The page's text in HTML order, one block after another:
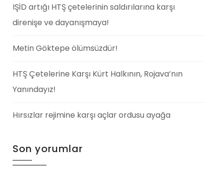
IŞİD artığı HTŞ çetelerinin saldırılarına karşı
direnişe ve dayanışmaya!
Metin Göktepe ölümsüzdür!
HTŞ Çetelerine Karşı Kürt Halkının, Rojava’nın
Yanındayız!
Hırsızlar rejimine karşı açlar ordusu ayağa
Son yorumlar